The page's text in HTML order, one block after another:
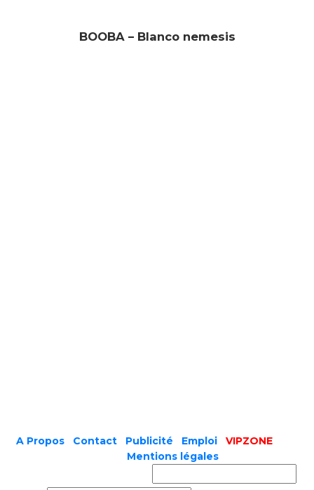
BOOBA – Blanco nemesis
A Propos Contact Publicité Emploi
VIPZONE
Mentions légales